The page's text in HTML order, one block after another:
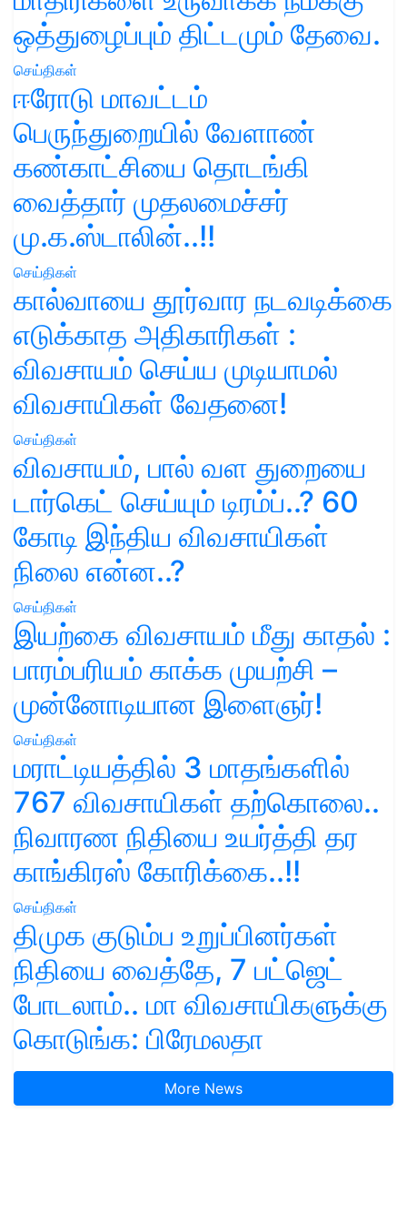
ஒத்துழைப்பும் திட்டமும் தேவை.
செய்திகள்
ஈரோடு மாவட்டம்
பெருந்துறையில் வேளாண்
கண்காட்சியை தொடங்கி
வைத்தார் முதலமைச்சர்
மு.க.ஸ்டாலின்..!!
செய்திகள்
கால்வாயை தூர்வார நடவடிக்கை
எடுக்காத அதிகாரிகள் :
விவசாயம் செய்ய முடியாமல்
விவசாயிகள் வேதனை!
செய்திகள்
விவசாயம், பால் வள துறையை
டார்கெட் செய்யும் டிரம்ப்..? 60
கோடி இந்திய விவசாயிகள்
நிலை என்ன..?
செய்திகள்
இயற்கை விவசாயம் மீது காதல் :
பாரம்பரியம் காக்க முயற்சி –
முன்னோடியான இளைஞர்!
செய்திகள்
மராட்டியத்தில் 3 மாதங்களில்
767 விவசாயிகள் தற்கொலை..
நிவாரண நிதியை உயர்த்தி தர
காங்கிரஸ் கோரிக்கை..!!
செய்திகள்
திமுக குடும்ப உறுப்பினர்கள்
நிதியை வைத்தே, 7 பட்ஜெட்
போடலாம்.. மா விவசாயிகளுக்கு
கொடுங்க: பிரேமலதா
More News